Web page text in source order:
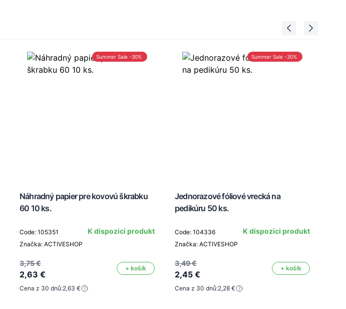
Summer Sale -30%
Náhradný papier pre kovovú škrabku
60 10 ks.
Code: 105351
Značka: ACTIVESHOP
K dispozici produkt
3,75 €
2,63 €
+ košík
Cena z 30 dnů:2,63 €
Summer Sale -30%
Jednorazové fóliové vrecká na
pedikúru 50 ks.
Code: 104336
Značka: ACTIVESHOP
K dispozici produkt
3,49 €
2,45 €
+ košík
Cena z 30 dnů:2,28 €